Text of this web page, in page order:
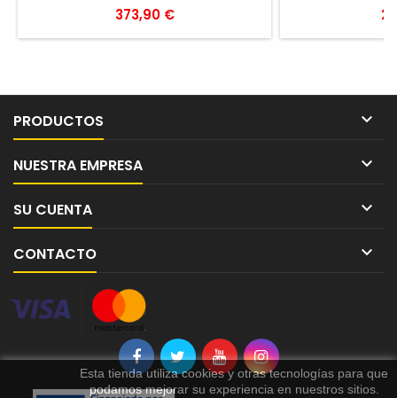
Precio
373,90 €
PRODUCTOS 
NUESTRA EMPRESA 
SU CUENTA 
CONTACTO 
Esta tienda utiliza cookies y otras tecnologías para que
podamos mejorar su experiencia en nuestros sitios.